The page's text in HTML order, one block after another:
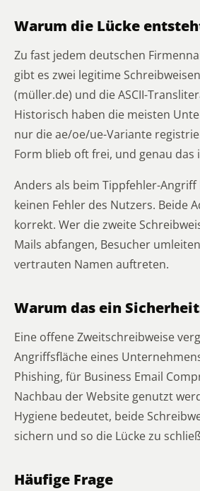
Warum die Lücke
Zu fast jedem deutschen
gibt es zwei legitime
(müller.de) und die ASCII-
Historisch haben die meisten
nur die ae/oe/ue-Variante
Form blieb oft frei, und genau das
Anders als beim Tippfehler-
keinen Fehler des Nutzers. Beide
korrekt. Wer die zweite
Mails abfangen, Besucher
vertrauten Namen auftreten.
Warum das ein
Eine offene Zweitschreibweise
Angriffsfläche eines
Phishing, für Business Email
Nachbau der Website genutzt
Hygiene bedeutet, beide
sichern und so die Lücke zu
Häufige Frage